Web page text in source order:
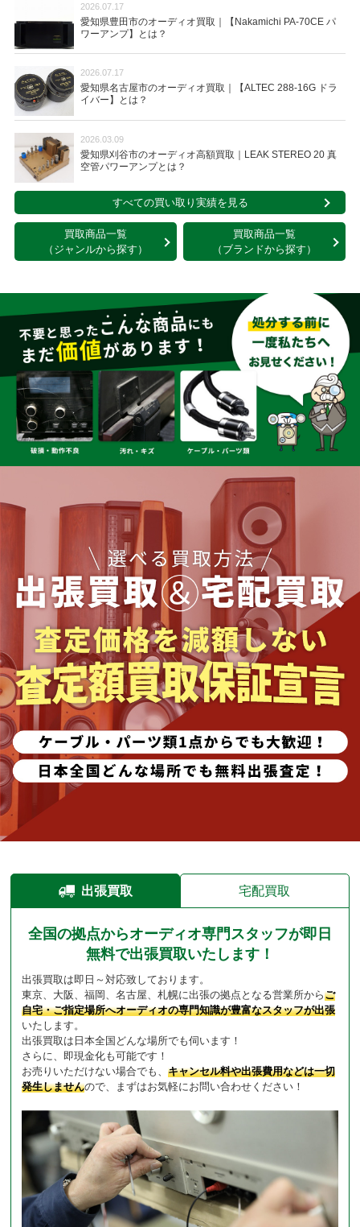
2026.07.17
愛知県豊田市のオーディオ買取｜【Nakamichi PA-70CE パ
ワーアンプ】とは？
2026.07.17
愛知県名古屋市のオーディオ買取｜【ALTEC 288-16G ドラ
イバー】とは？
2026.03.09
愛知県刈谷市のオーディオ高額買取｜LEAK STEREO 20 真
空管パワーアンプとは？
すべての買い取り実績を見る
買取商品一覧
（ジャンルから探す）
買取商品一覧
（ブランドから探す）
出張買取 宅配買取
全国の拠点からオーディオ専門スタッフが即日
無料で出張買取いたします！
出張買取は即日～対応致しております。
東京、大阪、福岡、名古屋、札幌に出張の拠点となる営業所からご
自宅・ご指定場所へオーディオの専門知識が豊富なスタッフが出張
いたします。
出張買取は日本全国どんな場所でも伺います！
さらに、即現金化も可能です！
お売りいただけない場合でも、 キャンセル料や出張費用などは一切
発生しませんので、まずはお気軽にお問い合わせください！